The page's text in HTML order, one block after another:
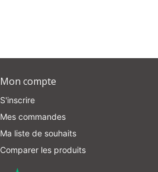
Mon compte
S'inscrire
Mes commandes
Ma liste de souhaits
Comparer les produits